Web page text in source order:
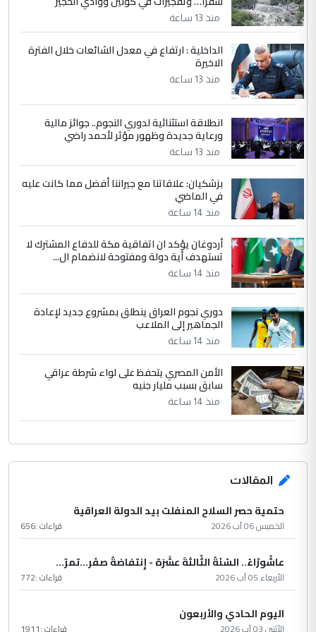
التعليق : واحد من عصابة علي ماما يسقط
جنسية الرافد الثالث للعراق ومن اصول عريقة
ابا فرات ...
الموضوع :
الجواهري يرد على صدام حسين سل
مضجعيك يابن الزنا (نص كامل)
5 سردار
التعليق : واحد من عصابة علي ماما يسقط
جنسية الرافد الثالث للعراق ومن اصول عريقة
الموضوع :
الجواهري يرد على صدام حسين سل
مضجعيك يابن الزنا (نص كامل)
منذ 13 ساعة
الداخلية : ارتفاع في معدل الشائعات خلال الفترة
الاخيرة
منذ 13 ساعة
انطلاقة استثنائية لدوري النجوم.. جوائز مالية
ورعاية جديدة وظهور مؤثر لأحمد راضي
منذ 13 ساعة
بزشكيان: علاقاتنا مع جيراننا أفضل مما كانت عليه
في الماضي
منذ 14 ساعة
أردوغان يؤكد ان اتفاقية مكة للدفاع المشترك لا
تستهدف أية دولة ومفتوحة لانضمام ال...
منذ 14 ساعة
دوري نجوم العراق ينطلق بمشروع جديد لإعادة
الجماهير إلى الملاعب
منذ 14 ساعة
الأمن المصري يتحفظ على لواء شرطة عراقي
سابق بسبب مليار جنيه
منذ 14 ساعة
المقالات
حتمية حصر السلاح المنفلت بيد الدولة العراقية
الخميس 06 آب 2026 قراءات :656
عاشُورْاءُ.. السّنَةُ الثّالثةَ عشَرَة - إِنتفاضةُ صفَر…تمرّ...
الأربعاء 05 آب 2026 قراءات :772
اليوم الحادي والأربعون
الأثنين 03 آب 2026 قراءات :1911